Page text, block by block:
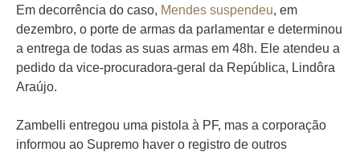
Em decorrência do caso, Mendes suspendeu, em
dezembro, o porte de armas da parlamentar e determinou
a entrega de todas as suas armas em 48h. Ele atendeu a
pedido da vice-procuradora-geral da República, Lindôra
Araújo.
Zambelli entregou uma pistola à PF, mas a corporação
informou ao Supremo haver o registro de outros